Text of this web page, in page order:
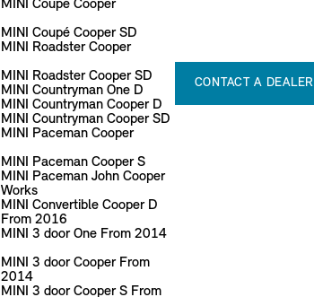
MINI Coupé Cooper
MINI Coupé Cooper SD
MINI Roadster Cooper
MINI Roadster Cooper SD
MINI Countryman One D
MINI Countryman Cooper D
MINI Countryman Cooper SD
MINI Paceman Cooper
MINI Paceman Cooper S
MINI Paceman John Cooper
Works
MINI Convertible Cooper D
From 2016
MINI 3 door One From 2014
MINI 3 door Cooper From
2014
MINI 3 door Cooper S From
CONTACT A DEALER